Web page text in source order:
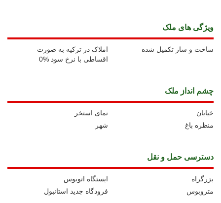
ويژگی های ملک
املاک در ترکیه به صورت
اقساطی با نرخ سود %0
ساخت و ساز تکمیل شده
چشم انداز ملک
نمای استخر
خیابان
شهر
منظره باغ
دسترسی حمل و نقل
ايستگاه اتوبوس
بزرگراه
فرودگاه جدید استانبول
متروبوس